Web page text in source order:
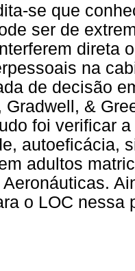
se que
ser de
direta
na
de decisão
Gradwell, &
foi verificar
autoeficácia,
adultos
o LOC nessa